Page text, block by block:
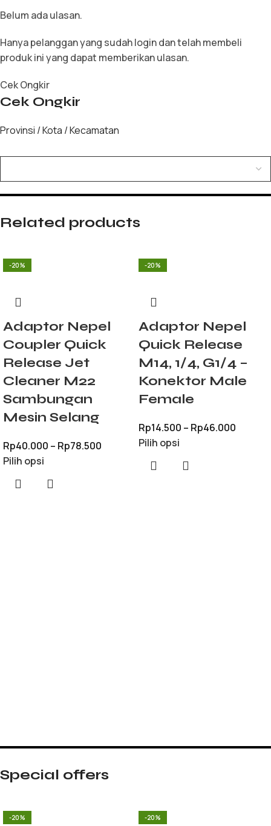
Belum ada ulasan.
Hanya pelanggan yang sudah login dan telah membeli
produk ini yang dapat memberikan ulasan.
Cek Ongkir
Cek Ongkir
Provinsi / Kota / Kecamatan
Related products
-20%
Adaptor Nepel
Coupler Quick
Release Jet
Cleaner M22
Sambungan
Mesin Selang
Rp40.000 – Rp78.500
Pilih opsi
-20%
Adaptor Nepel
Quick Release
M14, 1/4, G1/4 –
Konektor Male
Female
Rp14.500 – Rp46.000
Pilih opsi
Special offers
-20% -20%